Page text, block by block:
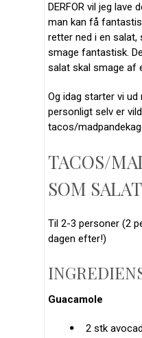
DERFOR vil jeg lave
man kan få
retter ned i en
smage fantastisk.
salat skal smage af
Og idag starter vi
personligt selv er
tacos/
TACOS/
SOM SALAT
Til 2-3 personer (2
dagen efter!)
Guacamole
2 stk